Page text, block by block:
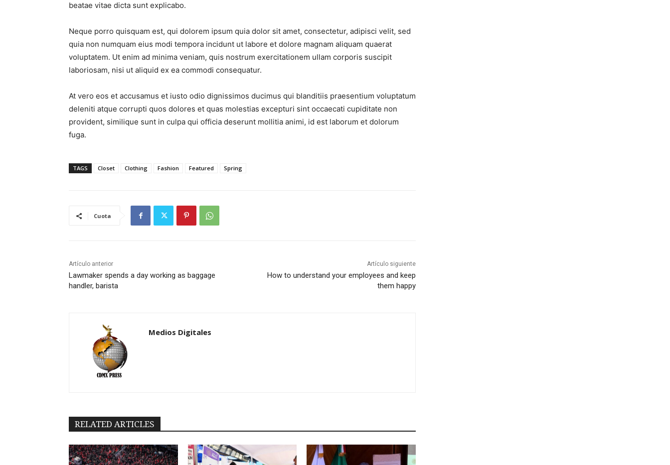
beatae vitae dicta sunt explicabo.
Neque porro quisquam est, qui dolorem ipsum quia dolor sit amet, consectetur, adipisci velit, sed
quia non numquam eius modi tempora incidunt ut labore et dolore magnam aliquam quaerat
voluptatem. Ut enim ad minima veniam, quis nostrum exercitationem ullam corporis suscipit
laboriosam, nisi ut aliquid ex ea commodi consequatur.
At vero eos et accusamus et iusto odio dignissimos ducimus qui blanditiis praesentium voluptatum
deleniti atque corrupti quos dolores et quas molestias excepturi sint occaecati cupiditate non
provident, similique sunt in culpa qui officia deserunt mollitia animi, id est laborum et dolorum
fuga.
TAGS Closet Clothing Fashion Featured Spring
Cuota
Artículo anterior
Lawmaker spends a day working as baggage
handler, barista
Artículo siguiente
How to understand your employees and keep
them happy
Medios Digitales
RELATED ARTICLES